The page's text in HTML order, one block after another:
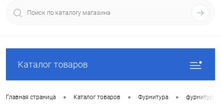
Каталог товаров
Главная страница • Каталог товаров • Фурнитура • фурнитура